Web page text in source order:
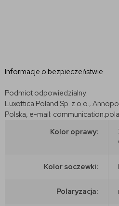
Informacje o bezpieczeństwie
Podmiot odpowiedzialny:
Luxottica Poland Sp. z o.o.,
Polska, e-mail:
Kolor oprawy:
Kolor soczewki:
Polaryzacja: